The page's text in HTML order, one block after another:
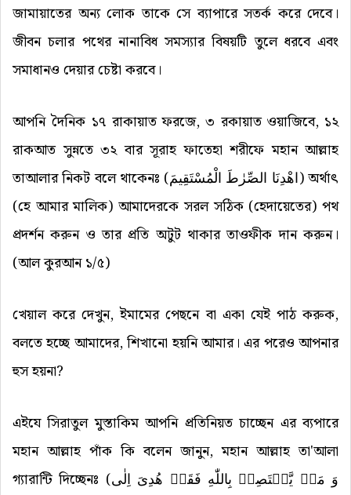
জামায়াতের অন্য লোক তাকে সে ব্যাপারে সতর্ক করে দেবে।
জীবন চলার পথের নানাবিধ সমস্যার বিষয়টি তুলে ধরবে এবং
সমাধানও দেয়ার চেষ্টা করবে।
আপনি দৈনিক ১৭ রাকায়াত ফরজে, ৩ রকায়াত ওয়াজিবে, ১২
রাকআত সুন্নতে ৩২ বার সূরাহ ফাতেহা শরীফে মহান আল্লাহ
তাআলার নিকট বলে থাকেনঃ (اهْدِنَا الصِّرٰطَ الْمُسْتَقِيمَ) অর্থাৎ
(হে আমার মালিক) আমাদেরকে সরল সঠিক (হেদায়েতের) পথ
প্রদর্শন করুন ও তার প্রতি অটুট থাকার তাওফীক দান করুন।
(আল কুরআন ১/৫)
খেয়াল করে দেখুন, ইমামের পেছনে বা একা যেই পাঠ করুক,
বলতে হচ্ছে আমাদের, শিখানো হয়নি আমার। এর পরেও আপনার
হুস হয়না?
এইযে সিরাতুল মুস্তাকিম আপনি প্রতিনিয়ত চাচ্ছেন এর ব্যপারে
মহান আল্লাহ পাঁক কি বলেন জানুন, মহান আল্লাহ তা'আলা
গ্যারান্টি দিচ্ছেনঃ (وَ مَنۡ یَّعۡتَصِمۡ بِاللّٰهِ فَقَدۡ هُدِیَ اِلٰی